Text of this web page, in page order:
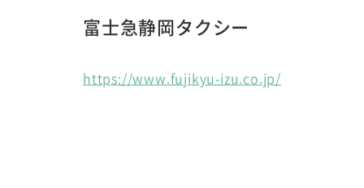
富士急静岡タクシー
https://www.fujikyu-izu.co.jp/